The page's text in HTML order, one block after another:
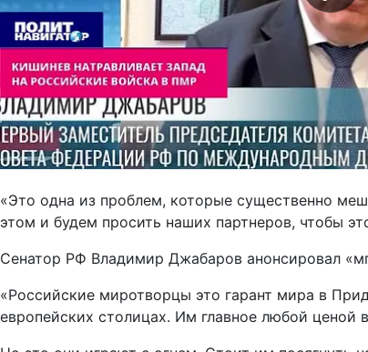
«Это одна из проблем, которые существенно
этом и будем просить наших партнеров, чтобы
Сенатор РФ Владимир Джабаров анонсировал
«Российские миротворцы это гарант мира в
европейских столицах. Им главное любой